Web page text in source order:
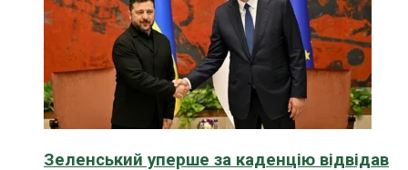
Зеленський уперше за каденцію відвідав